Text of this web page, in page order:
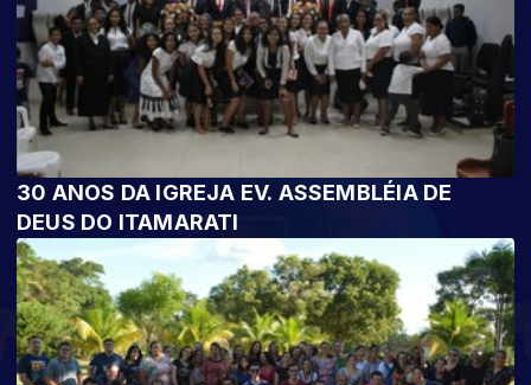
30 ANOS DA IGREJA EV. ASSEMBLÉIA DE
DEUS DO ITAMARATI